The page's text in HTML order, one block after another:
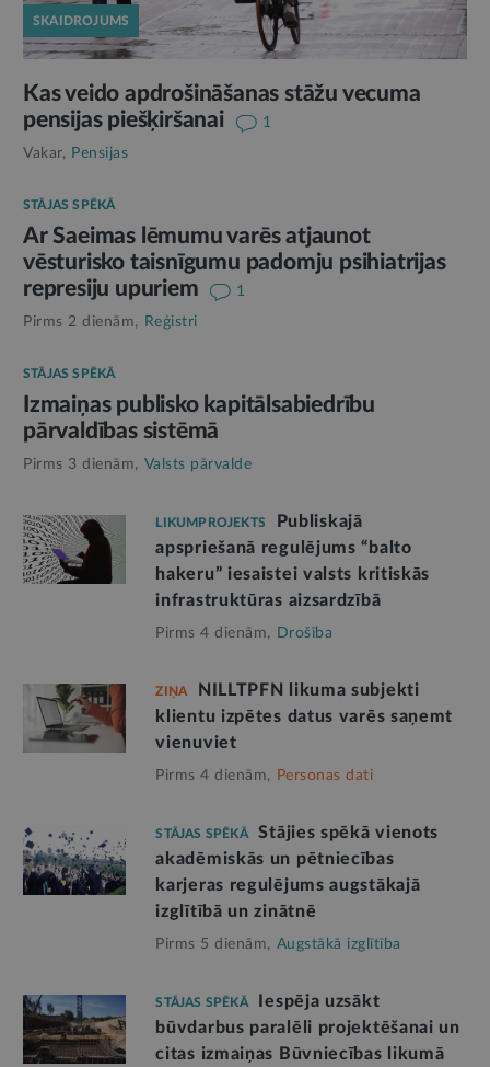
SKAIDROJUMS
Kas veido apdrošināšanas stāžu vecuma
pensijas piešķiršanai
1
Vakar, Pensijas
STĀJAS SPĒKĀ
Ar Saeimas lēmumu varēs atjaunot
vēsturisko taisnīgumu padomju psihiatrijas
represiju upuriem
1
Pirms 2 dienām, Reģistri
STĀJAS SPĒKĀ
Izmaiņas publisko kapitālsabiedrību
pārvaldības sistēmā
Pirms 3 dienām, Valsts pārvalde
LIKUMPROJEKTS
Publiskajā
apspriešanā regulējums “balto
hakeru” iesaistei valsts kritiskās
infrastruktūras aizsardzībā
Pirms 4 dienām, Drošība
ZIŅA
NILLTPFN likuma subjekti
klientu izpētes datus varēs saņemt
vienuviet
Pirms 4 dienām, Personas dati
STĀJAS SPĒKĀ
Stājies spēkā vienots
akadēmiskās un pētniecības
karjeras regulējums augstākajā
izglītībā un zinātnē
Pirms 5 dienām, Augstākā izglītība
STĀJAS SPĒKĀ
Iespēja uzsākt
būvdarbus paralēli projektēšanai un
citas izmaiņas Būvniecības likumā